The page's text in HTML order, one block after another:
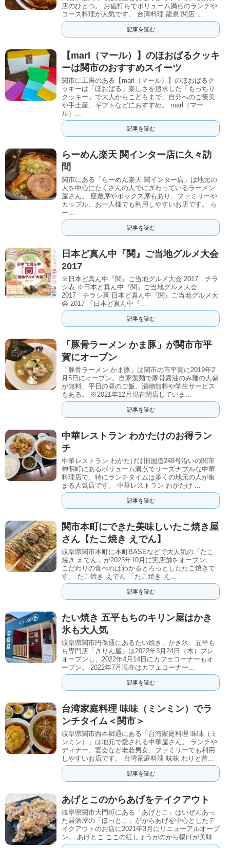
店のひとつ。 お値打ちでボリューム満点のランチや
コース料理が人気です。 台湾料理 龍泉 関店 ...
記事を読む
【marl（マール）】のほおばるクッキ
ーは関市のおすすめスイーツ
関市に工房のある【marl（マール）】のほおばるク
ッキーは「ほおばる」楽しさを追求した「もっちり
クッキー」で大人からこどもまで、自分へのご褒美
や手土産、ギフトなどにおすすめ。 marl（マー
ル）...
記事を読む
らーめん楽天 関インター店に久々訪
問
関市にある「らーめん楽天 関インター店」は地元の
人を中心にたくさんの人でにぎわっているラーメン
屋さん。 座敷席やボックス席もあり、ファミリーや
カップル、お一人様でも利用しやすいお店です。 ら
ー...
記事を読む
日本ど真ん中『関』ご当地グルメ大会
2017
※日本ど真ん中『関』ご当地グルメ大会 2017 チラ
シ表 ※日本ど真ん中『関』ご当地グルメ大会
2017 チラシ裏 日本ど真ん中『関』ご当地グルメ大
会 2017 「日本ど真ん中『...
記事を読む
「豚骨ラーメン かま豚」が関市市平
賀にオープン
「豚骨ラーメン かま豚」は関市の市平賀に2019年2
月5日にオープン。自家製麺で豚骨醤油のみ麺の大盛
が無料、平日の昼のご飯、漬物無料や学生サービス
もある。 ※2021年12月現在閉店していま...
記事を読む
中華レストラン わかたけのお得ラン
チ
中華レストラン わかたけは旧国道248号沿いの関市
神明町にあるボリューム満点でリーズナブルな中華
料理店で、特にランチタイムは多くの地元の人が集
まる人気店です。 中華レストラン わかたけ ...
記事を読む
関市本町にできた美味しいたこ焼き屋
さん【たこ焼き えでん】
岐阜県関市本町に本町BASEなどで大人気の「たこ
焼き えでん」が2023年10月に実店舗をオープン。
こだわりの食べればわかるとろっとしたたこ焼きで
す。 たこ焼き えでん 「たこ焼き え...
記事を読む
たい焼き 五平もちのキリン屋はかき
氷も大人気
岐阜県関市円保通にあるたい焼き、かき氷、五平も
ち専門店「きりん屋」は2022年3月24日（木）プレ
オープンし、2022年4月14日にカフェコーナーもオ
ープン。 2022年7月現在はカフェコーナー...
記事を読む
台湾家庭料理 味味（ミンミン）でラ
ンチタイム＜関市＞
岐阜県関市西本郷通にある「台湾家庭料理 味味（ミ
ンミン）」は地元で愛される中華屋さん。 ランチや
ディナー、宴会など老若男女、ファミリーでも利用
しやすいお店です。 台湾家庭料理 味味 わりと昔...
記事を読む
あげとこのからあげをテイクアウト
岐阜県関市大門町にある「あげとこ」はいぜんあっ
た居酒屋の「ほっとこ」がからあげを中心としたテ
イクアウトのお店に2021年3月にリニューアルオープ
ン。 あげとこ ここの紅しょうがのから揚げが美味...